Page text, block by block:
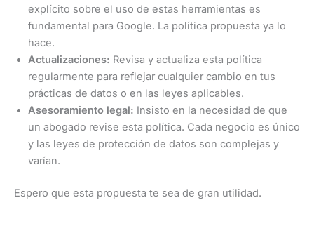
explícito sobre el uso de estas herramientas es
fundamental para Google. La política propuesta ya lo
hace.
Actualizaciones: Revisa y actualiza esta política
regularmente para reflejar cualquier cambio en tus
prácticas de datos o en las leyes aplicables.
Asesoramiento legal: Insisto en la necesidad de que
un abogado revise esta política. Cada negocio es único
y las leyes de protección de datos son complejas y
varían.
Espero que esta propuesta te sea de gran utilidad.